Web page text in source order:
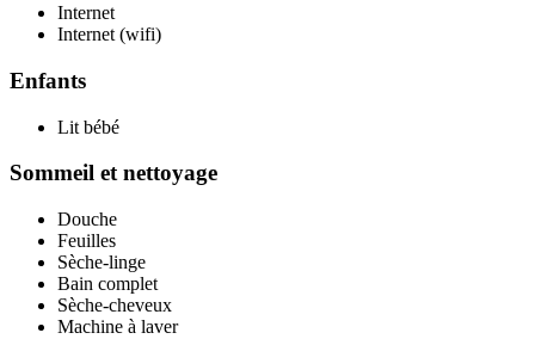
Internet
Internet (wifi)
Enfants
Lit bébé
Sommeil et nettoyage
Douche
Feuilles
Sèche-linge
Bain complet
Sèche-cheveux
Machine à laver